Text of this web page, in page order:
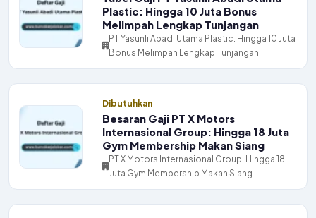
Plastic: Hingga 10 Juta Bonus
Melimpah Lengkap Tunjangan
PT Yasunli Abadi Utama Plastic: Hingga 10 Juta
Bonus Melimpah Lengkap Tunjangan
Dibutuhkan
Besaran Gaji PT X Motors
Internasional Group: Hingga 18 Juta
Gym Membership Makan Siang
PT X Motors Internasional Group: Hingga 18
Juta Gym Membership Makan Siang